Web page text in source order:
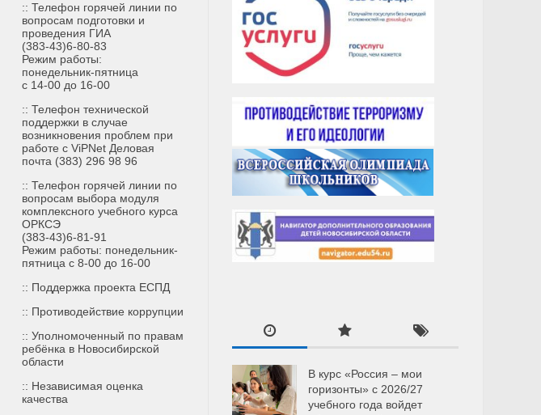
В курс «Россия – мои
горизонты» с 2026/27
учебного года войдет
:: Телефон горячей линии по
вопросам подготовки и
проведения ГИА
(383-43)6-80-83
Режим работы:
понедельник-пятница
с 14-00 до 16-00
:: Телефон технической
поддержки в случае
возникновения проблем при
работе с ViPNet Деловая
почта (383) 296 98 96
:: Телефон горячей линии по
вопросам выбора модуля
комплексного учебного курса
ОРКСЭ
(383-43)6-81-91
Режим работы: понедельник-
пятница с 8-00 до 16-00
:: Поддержка проекта ЕСПД
:: Противодействие коррупции
:: Уполномоченный по правам
ребёнка в Новосибирской
области
:: Независимая оценка
качества